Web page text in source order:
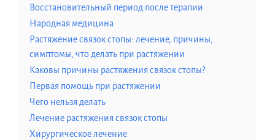
Восстановительный период после терапии
Народная медицина
Растяжение связок стопы: лечение, причины,
симптомы, что делать при растяжении
Каковы причины растяжения связок стопы?
Первая помощь при растяжении
Чего нельзя делать
Лечение растяжения связок стопы
Хирургическое лечение